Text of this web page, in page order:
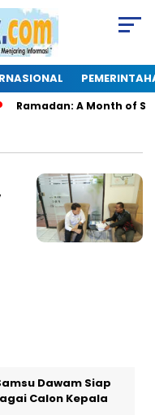
Ramadan: A Month of
Dawam Siap
Calon Kepala